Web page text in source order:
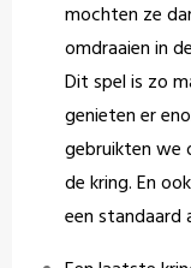
mochten ze
omdraaien in
Dit spel is zo
genieten er
gebruikten we
de kring. En
een standaard